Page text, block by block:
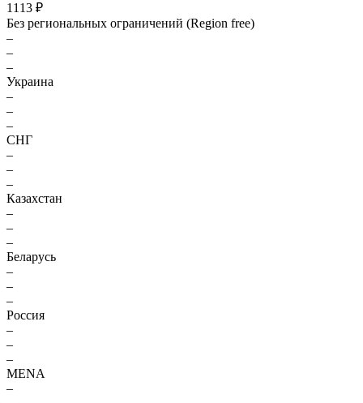
1113 ₽
Без региональных ограничений (Region free)
–
–
–
Украина
–
–
–
СНГ
–
–
–
Казахстан
–
–
–
Беларусь
–
–
–
Россия
–
–
–
MENA
–